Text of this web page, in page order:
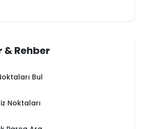
& Rehber
Bul
Noktaları